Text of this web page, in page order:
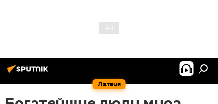
Латвия